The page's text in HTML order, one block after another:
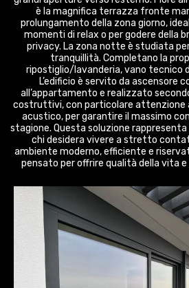
è la magnifica terrazza fronte
prolungamento della zona giorno,
momenti di relax o per godere della
privacy. La zona notte è studiata
tranquillità. Completano la
ripostiglio/lavanderia, vano tecnico
L’edificio è servito da ascensore
all’appartamento e realizzato
costruttivi, con particolare attenzione
acustico, per garantire il massimo
stagione. Questa soluzione
chi desidera vivere a stretto
ambiente moderno, efficiente e
pensato per offrire qualità della vita